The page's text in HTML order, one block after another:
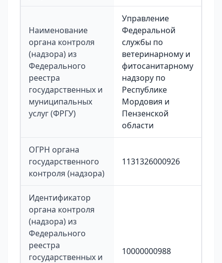
Наименование
органа контроля
(надзора) из
Федерального
реестра
государственных и
муниципальных
услуг (ФРГУ)
Управление
Федеральной
службы по
ветеринарному и
фитосанитарному
надзору по
Республике
Мордовия и
Пензенской
области
ОГРН органа
государственного
контроля (надзора)
1131326000926
Идентификатор
органа контроля
(надзора) из
Федерального
реестра
государственных и
10000000988